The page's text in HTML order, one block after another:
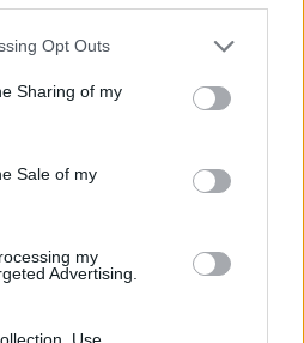
app uses one or more Google
behaviour. You may click to
and its third-party tags to
purposes in below Google
Opt Outs
Sharing of my
Sale of my
my
Advertising.
Use,
infektion Safer sex
english español français